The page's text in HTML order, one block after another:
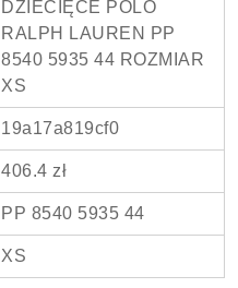
DZIECIĘCE POLO
RALPH LAUREN PP
8540 5935 44 ROZMIAR
XS
19a17a819cf0
406.4 zł
PP 8540 5935 44
XS